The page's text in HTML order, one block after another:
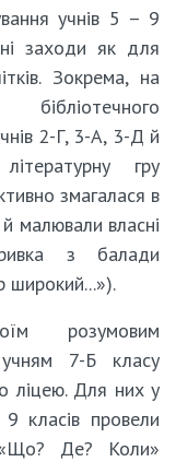
учнів 5 – 9
заходи як для
Зокрема, на
2-Г, 3-А, 3-Д й
гру
змагалася в
малювали власні
з балади
широкий...»).
розумовим
7-Б класу
ліцею. Для них у
9 класів провели
«Що? Де? Коли»